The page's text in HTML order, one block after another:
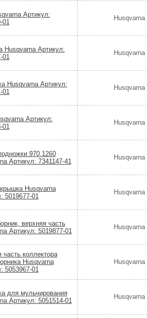
Артикул:
01
Husqvarna
Husqvarna Артикул:
01
Husqvarna
Husqvarna Артикул:
01
Husqvarna
Артикул:
01
Husqvarna
970.1260
Артикул: 7341147-41
Husqvarna
Husqvarna
5019677-01
Husqvarna
верхняя часть
Артикул: 5019877-01
Husqvarna
часть коллектора
Husqvarna
5053967-01
Husqvarna
для мульчирования
Артикул: 5051514-01
Husqvarna